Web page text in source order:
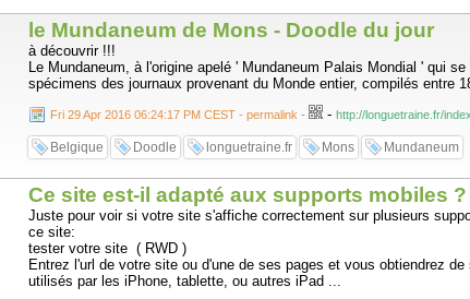
le Mundaneum de Mons - Doodle du jour
à découvrir !!!
Le Mundaneum, à l'origine apelé ' Mundaneum Palais Mondial ' qui
spécimens des journaux provenant du Monde entier, compilés entre
Fri 29 Apr 2016 06:24:17 PM CEST - permalink - - http://longuetraine.fr/
Belgique Doodle longuetraine.fr Mons Mundaneum
Ce site est-il adapté aux supports mobiles ?
Juste pour voir si votre site s'affiche correctement sur plusieurs
ce site:
tester votre site ( RWD )
Entrez l'url de votre site ou d'une de ses pages et vous obtiendrez
utilisés par les iPhone, tablette, ou autres iPad ...